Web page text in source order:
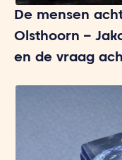
De mensen
Olsthoorn –
en de vraag